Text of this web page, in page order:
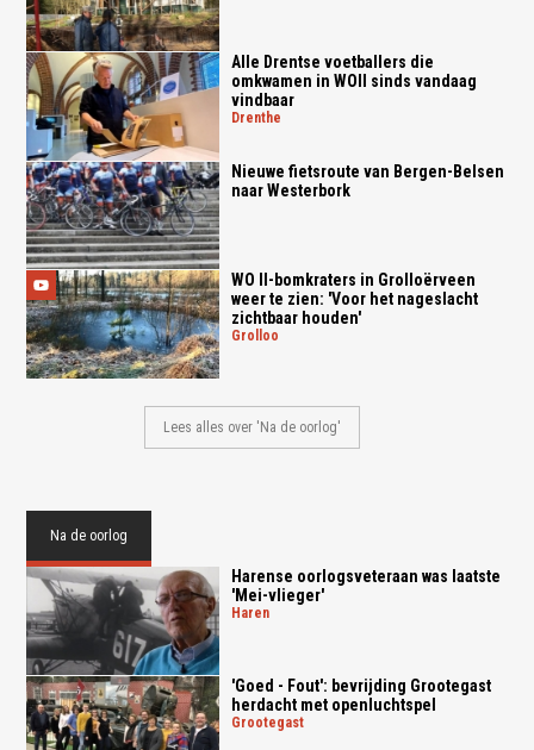
Alle Drentse voetballers die
omkwamen in WOII sinds vandaag
vindbaar
drenthe
Nieuwe fietsroute van Bergen-Belsen
naar Westerbork
WO II-bomkraters in Grolloërveen
weer te zien: 'Voor het nageslacht
zichtbaar houden'
grolloo
Lees alles over 'Na de oorlog'
Na de oorlog
Harense oorlogsveteraan was laatste
'Mei-vlieger'
haren
'Goed - Fout': bevrijding Grootegast
herdacht met openluchtspel
grootegast